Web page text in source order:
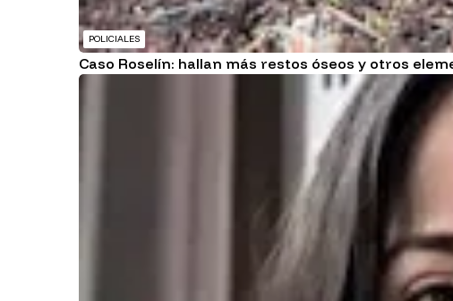
POLICIALES
Caso Roselín: hallan más restos óseos y otros